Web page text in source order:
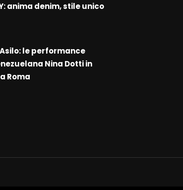
anima denim, stile unico
Asilo: le performance
Nina Dotti in
Roma